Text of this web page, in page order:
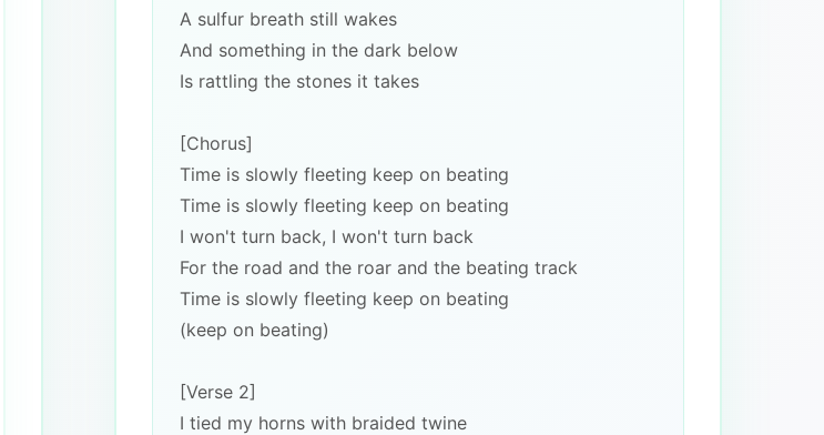
A sulfur breath still wakes
And something in the dark below
Is rattling the stones it takes
[Chorus]
Time is slowly fleeting keep on beating
Time is slowly fleeting keep on beating
I won't turn back, I won't turn back
For the road and the roar and the beating track
Time is slowly fleeting keep on beating
(keep on beating)
[Verse 2]
I tied my horns with braided twine